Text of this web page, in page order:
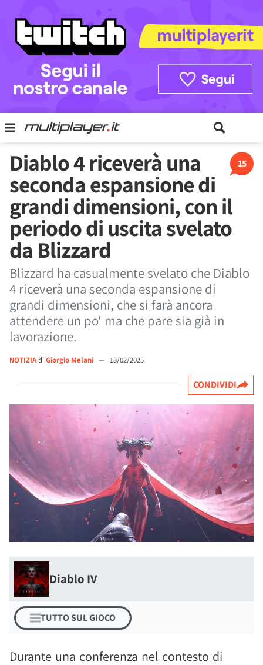
15
Diablo 4 riceverà una
seconda espansione di
grandi dimensioni, con il
periodo di uscita svelato
da Blizzard
Blizzard ha casualmente svelato che Diablo
4 riceverà una seconda espansione di
grandi dimensioni, che si farà ancora
attendere un po' ma che pare sia già in
lavorazione.
NOTIZIAdi Giorgio Melani — 13/02/2025
CONDIVIDI
Diablo IV
TUTTO SUL GIOCO
Durante una conferenza nel contesto di